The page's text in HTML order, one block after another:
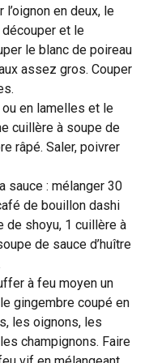
l’oignon en deux, le
et le
le blanc de poireau
assez gros. Couper
en lamelles et le
cuillère à soupe de
râpé. Saler, poivrer
sauce : mélanger 30
de bouillon dashi
de shoyu, 1 cuillère à
de sauce d’huître
à feu moyen un
gingembre coupé en
les oignons, les
champignons. Faire